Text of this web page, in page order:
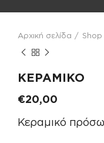
Αρχική σελίδα Shop
ΚΕΡΑΜΙΚΟ
€20,00
Κεραμικό